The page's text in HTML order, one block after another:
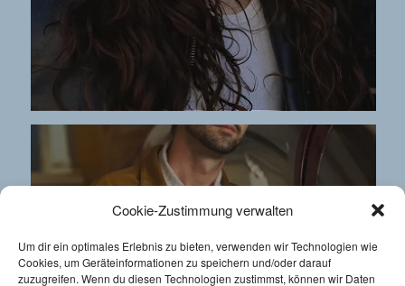
Cookie-Zustimmung verwalten
Um dir ein optimales Erlebnis zu bieten, verwenden wir Technologien wie
Cookies, um Geräteinformationen zu speichern und/oder darauf
zuzugreifen. Wenn du diesen Technologien zustimmst, können wir Daten
Paul Barna: Neu bei Management Rehling